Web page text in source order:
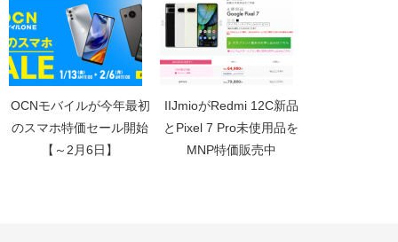
OCNモバイルが今年最初
のスマホ特価セール開始
【～2月6日】
IIJmioがRedmi 12C新品
とPixel 7 Pro未使用品を
MNP特価販売中